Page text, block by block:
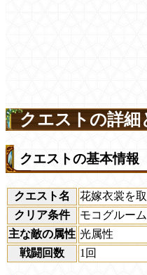
クエストの詳細
クエストの基本情報
クエスト名
花嫁衣裳を
クリア条件
モコグルー
主な敵の属性 光属性
戦闘回数
1回